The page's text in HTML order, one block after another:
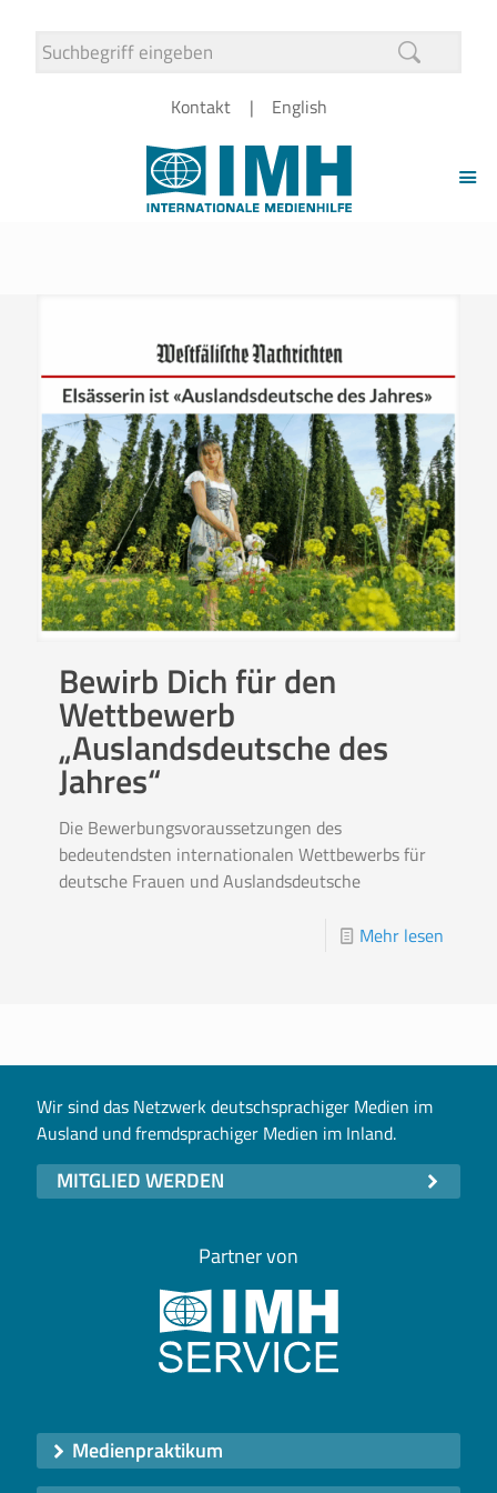
Kontakt English
Bewirb Dich für den
Wettbewerb
„Auslandsdeutsche des
Jahres“
Die Bewerbungsvoraussetzungen des
bedeutendsten internationalen Wettbewerbs für
deutsche Frauen und Auslandsdeutsche
Mehr lesen
Wir sind das Netzwerk deutschsprachiger Medien im
Ausland und fremdsprachiger Medien im Inland.
MITGLIED WERDEN
Partner von
Medienpraktikum